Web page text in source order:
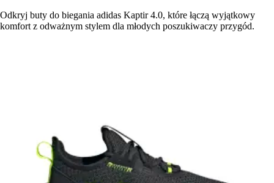
Odkryj buty do biegania adidas Kaptir 4.0, które łączą wyjątkowy
komfort z odważnym stylem dla młodych poszukiwaczy przygód.